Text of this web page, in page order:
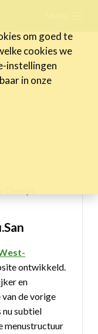
ontwikkeld.
en
de vorige
nu subtiel
menustructuur
Account
om goed te
cookies we
instellingen
in onze